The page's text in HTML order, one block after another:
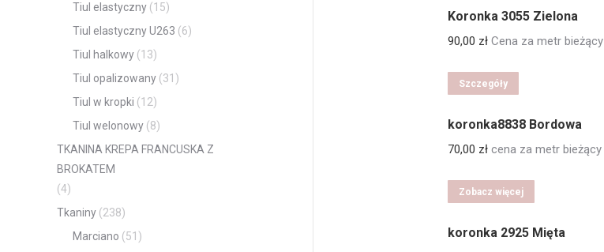
Koronka 3055 Zielona
90,00 zł Cena za metr bieżący
Szczegóły
koronka8838 Bordowa
70,00 zł cena za metr bieżący
Zobacz więcej
koronka 2925 Mięta
Tiul elastyczny (15)
Tiul elastyczny U263 (6)
Tiul halkowy (13)
Tiul opalizowany (31)
Tiul w kropki (12)
Tiul welonowy (8)
TKANINA KREPA FRANCUSKA Z
BROKATEM
(4)
Tkaniny (238)
Marciano (51)